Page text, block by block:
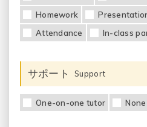
Homework
Attendance
In-class
サポート Support
One-on-one tutor None